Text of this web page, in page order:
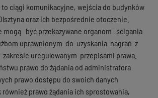
ciągi komunikacyjne, wejścia do budynków
oraz ich bezpośrednie otoczenie.
mogą być przekazywane organom ścigania
uprawnionym do uzyskania nagrań z
uregulowanym przepisami prawa.
prawo do żądania od administratora
prawo dostępu do swoich danych
prawo żądania ich sprostowania,